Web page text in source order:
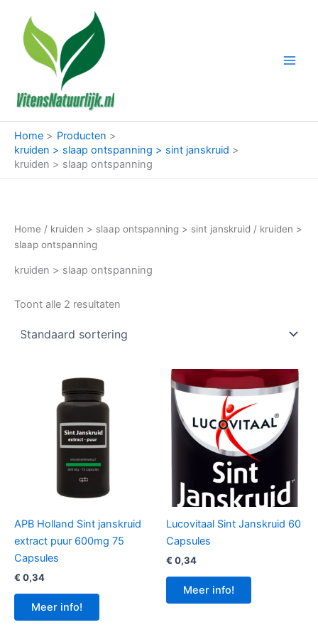
inhoud
Home
Producten
kruiden > slaap ontspanning > sint janskruid
kruiden > slaap ontspanning
Home / kruiden > slaap ontspanning > sint janskruid / kruiden >
slaap ontspanning
kruiden > slaap ontspanning
Toont alle 2 resultaten
APB Holland Sint janskruid
extract puur 600mg 75
Capsules
€ 0,34
Meer info!
Lucovitaal Sint Janskruid 60
Capsules
€ 0,34
Meer info!